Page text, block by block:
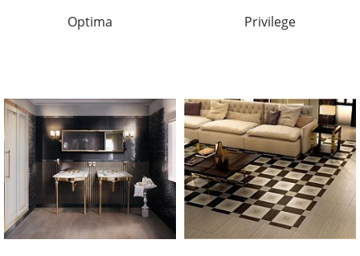
Optima Privilege